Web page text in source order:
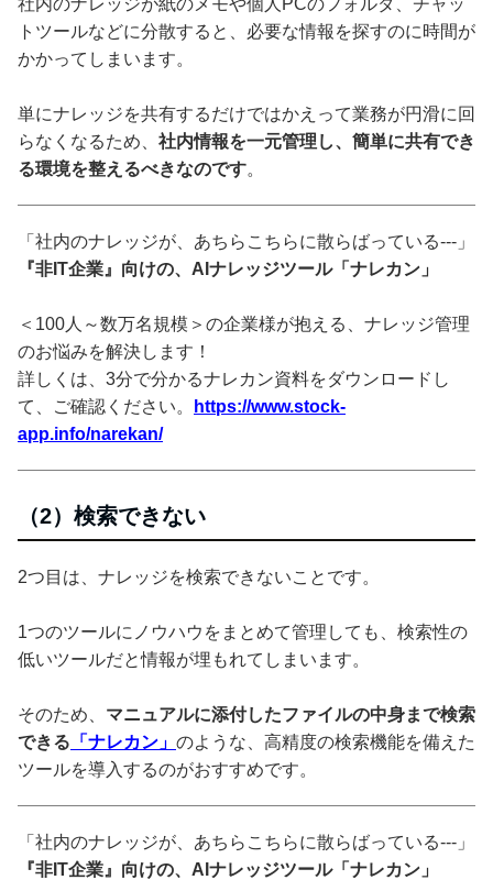
トツールなどに分散すると、必要な情報を探すのに時間が
かかってしまいます。
単にナレッジを共有するだけではかえって業務が円滑に回
らなくなるため、 社内情報を一元管理し、簡単に共有でき
る環境を整えるべきなのです。
「社内のナレッジが、あちらこちらに散らばっている---」
『非IT企業』向けの、AIナレッジツール「ナレカン」
＜100人～数万名規模＞の企業様が抱える、ナレッジ管理
のお悩みを解決します！
詳しくは、3分で分かるナレカン資料をダウンロードし
て、ご確認ください。
https://www.stock-
app.info/narekan/
（2）検索できない
2つ目は、ナレッジを検索できないことです。
1つのツールにノウハウをまとめて管理しても、検索性の
低いツールだと情報が埋もれてしまいます。
そのため、 マニュアルに添付したファイルの中身まで検索
できる 「ナレカン」 のような、高精度の検索機能を備えた
ツールを導入するのがおすすめです。
「社内のナレッジが、あちらこちらに散らばっている---」
『非IT企業』向けの、AIナレッジツール「ナレカン」